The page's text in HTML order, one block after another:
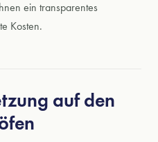
ein transparentes
Kosten.
auf den